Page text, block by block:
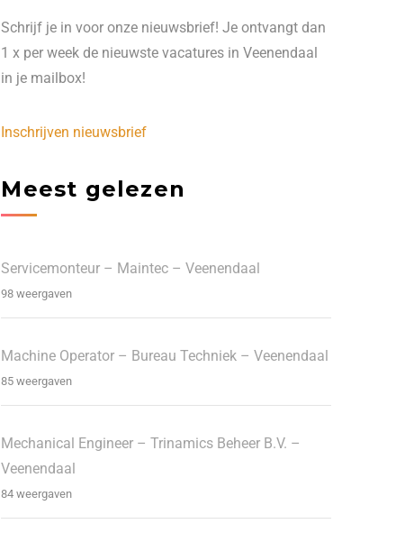
Schrijf je in voor onze nieuwsbrief! Je ontvangt dan
1 x per week de nieuwste vacatures in Veenendaal
in je mailbox!
Inschrijven nieuwsbrief
Meest gelezen
Servicemonteur – Maintec – Veenendaal
98 weergaven
Machine Operator – Bureau Techniek – Veenendaal
85 weergaven
Mechanical Engineer – Trinamics Beheer B.V. –
Veenendaal
84 weergaven